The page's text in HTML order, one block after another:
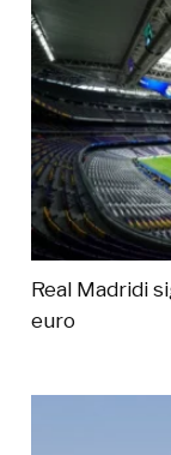
Real Madridi
euro